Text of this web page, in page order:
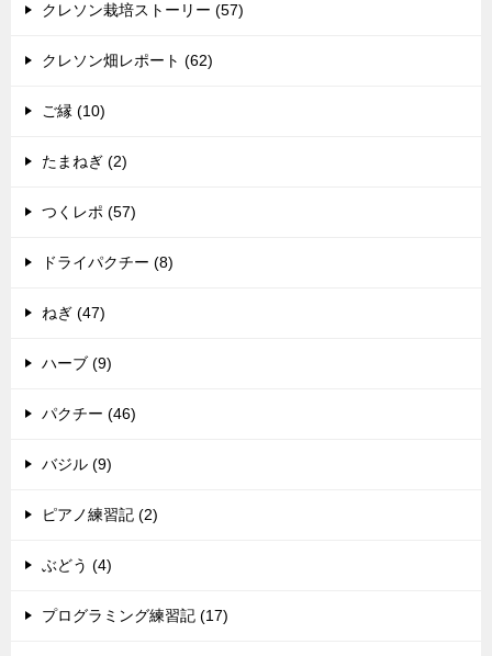
クレソン栽培ストーリー (57)
クレソン畑レポート (62)
ご縁 (10)
たまねぎ (2)
つくレポ (57)
ドライパクチー (8)
ねぎ (47)
ハーブ (9)
パクチー (46)
バジル (9)
ピアノ練習記 (2)
ぶどう (4)
プログラミング練習記 (17)